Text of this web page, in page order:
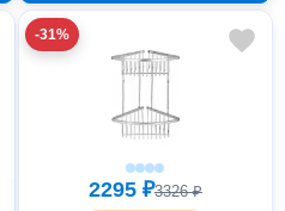
-31%
2295 ₽3326 ₽